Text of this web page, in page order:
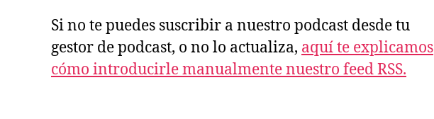
Si no te puedes suscribir a nuestro podcast desde tu
gestor de podcast, o no lo actualiza, aquí te explicamos
cómo introducirle manualmente nuestro feed RSS.